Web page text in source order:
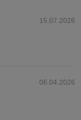
15.07.2026
06.04.2026